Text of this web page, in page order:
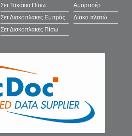
Σετ Τακάκια Πίσω
Αμορτισέρ
Σετ Δισκόπλακες Εμπρός
Δίσκο πλατώ
Σετ Δισκόπλακες Πίσω